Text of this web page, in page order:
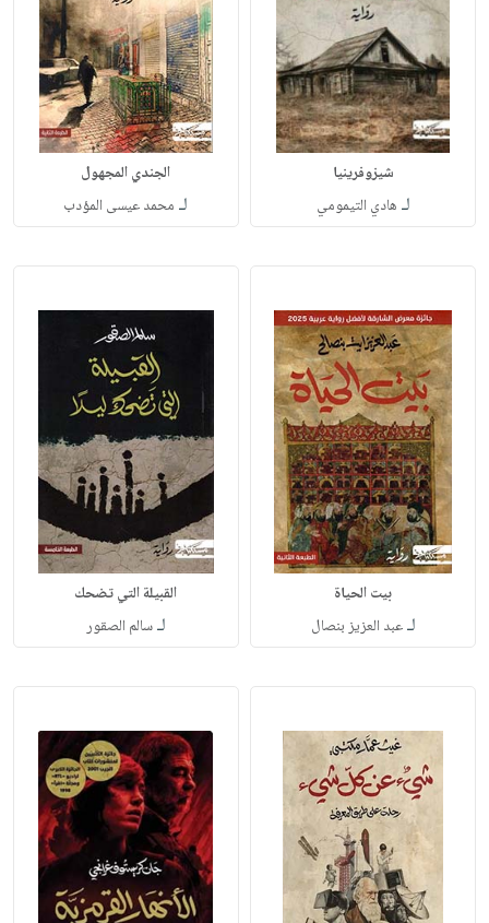
شيزوفرينيا
لـ هادي التيمومي
الجندي المجهول
لـ محمد عيسى المؤدب
بيت الحياة
لـعبد العزيز بنصال
القبيلة التي تضحك
لـسالم الصقور